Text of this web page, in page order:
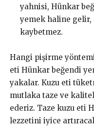
yahnisi, Hünkar
yemek haline gelir,
kaybetmez.
Hangi pişirme
eti Hünkar beğendi
yakalar. Kuzu eti
mutlaka taze ve
ederiz. Taze kuzu eti
lezzetini iyice